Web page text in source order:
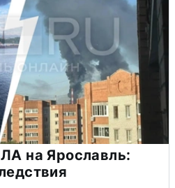
на Ярославль: